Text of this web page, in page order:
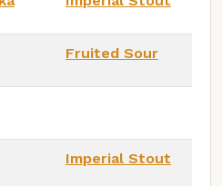
Fruited Sour
Imperial Stout